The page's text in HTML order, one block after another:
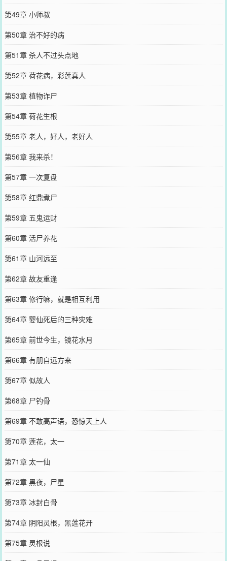
第49章 小师叔
第50章 治不好的病
第51章 杀人不过头点地
第52章 荷花病，彩莲真人
第53章 植物诈尸
第54章 荷花生根
第55章 老人，好人，老好人
第56章 我来杀！
第57章 一次复盘
第58章 红鼎煮尸
第59章 五鬼运财
第60章 活尸养花
第61章 山河远至
第62章 故友重逢
第63章 修行嘛，就是相互利用
第64章 婴仙死后的三种灾难
第65章 前世今生，镜花水月
第66章 有朋自远方来
第67章 似故人
第68章 尸钓骨
第69章 不敢高声语，恐惊天上人
第70章 莲花，太一
第71章 太一仙
第72章 黑夜，尸星
第73章 冰封白骨
第74章 阴阳灵根，黑莲花开
第75章 灵根说